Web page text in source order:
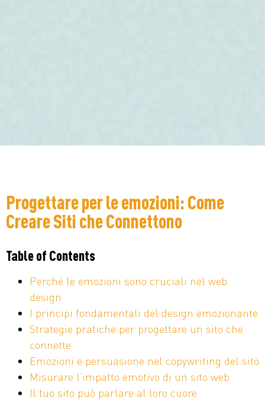
Progettare per le emozioni: Come
Creare Siti che Connettono
Table of Contents
Perché le emozioni sono cruciali nel web
design
I principi fondamentali del design emozionante
Strategie pratiche per progettare un sito che
connette
Emozioni e persuasione nel copywriting del sito
Misurare l’impatto emotivo di un sito web
Il tuo sito può parlare al loro cuore